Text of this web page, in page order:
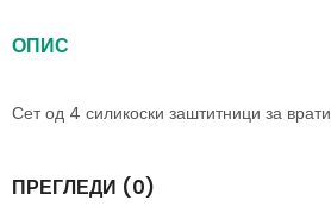
ОПИС
Сет од 4 силикоски заштитници за врати
ПРЕГЛЕДИ (0)